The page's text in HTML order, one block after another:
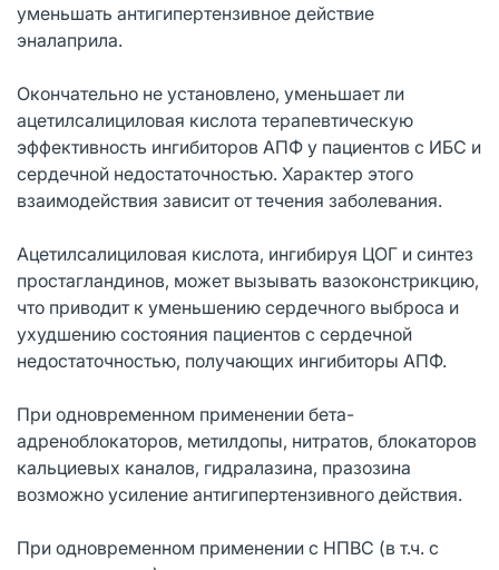
уменьшать антигипертензивное действие
эналаприла.
Окончательно не установлено, уменьшает ли
ацетилсалициловая кислота терапевтическую
эффективность ингибиторов АПФ у пациентов с ИБС и
сердечной недостаточностью. Характер этого
взаимодействия зависит от течения заболевания.
Ацетилсалициловая кислота, ингибируя ЦОГ и синтез
простагландинов, может вызывать вазоконстрикцию,
что приводит к уменьшению сердечного выброса и
ухудшению состояния пациентов с сердечной
недостаточностью, получающих ингибиторы АПФ.
При одновременном применении бета-
адреноблокаторов, метилдопы, нитратов, блокаторов
кальциевых каналов, гидралазина, празозина
возможно усиление антигипертензивного действия.
При одновременном применении с НПВС (в т.ч. с